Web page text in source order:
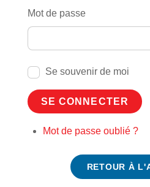
Mot de passe
Se souvenir de moi
SE CONNECTER
Mot de passe oublié ?
RETOUR À